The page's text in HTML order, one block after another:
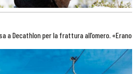
a Decathlon per la frattura all’omero. «Erano